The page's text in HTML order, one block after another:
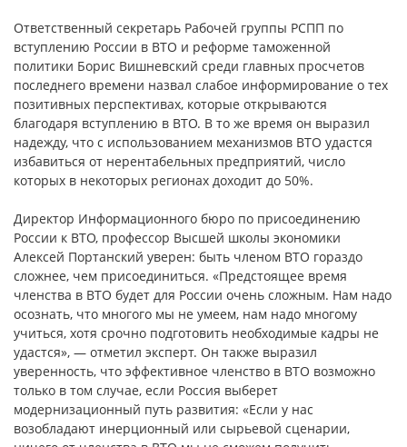
Ответственный секретарь Рабочей группы РСПП по
вступлению России в ВТО и реформе таможенной
политики Борис Вишневский среди главных просчетов
последнего времени назвал слабое информирование о тех
позитивных перспективах, которые открываются
благодаря вступлению в ВТО. В то же время он выразил
надежду, что с использованием механизмов ВТО удастся
избавиться от нерентабельных предприятий, число
которых в некоторых регионах доходит до 50%.
Директор Информационного бюро по присоединению
России к ВТО, профессор Высшей школы экономики
Алексей Портанский уверен: быть членом ВТО гораздо
сложнее, чем присоединиться. «Предстоящее время
членства в ВТО будет для России очень сложным. Нам надо
осознать, что многого мы не умеем, нам надо многому
учиться, хотя срочно подготовить необходимые кадры не
удастся», — отметил эксперт. Он также выразил
уверенность, что эффективное членство в ВТО возможно
только в том случае, если Россия выберет
модернизационный путь развития: «Если у нас
возобладают инерционный или сырьевой сценарии,